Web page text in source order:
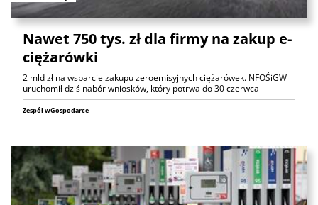
Nawet 750 tys. zł dla firmy na zakup e-
ciężarówki
2 mld zł na wsparcie zakupu zeroemisyjnych ciężarówek. NFOŚiGW
uruchomił dziś nabór wniosków, który potrwa do 30 czerwca
Zespół wGospodarce